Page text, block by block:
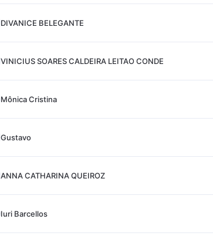
DIVANICE BELEGANTE
VINICIUS SOARES CALDEIRA LEITAO CONDE
Mônica Cristina
Gustavo
ANNA CATHARINA QUEIROZ
Iuri Barcellos